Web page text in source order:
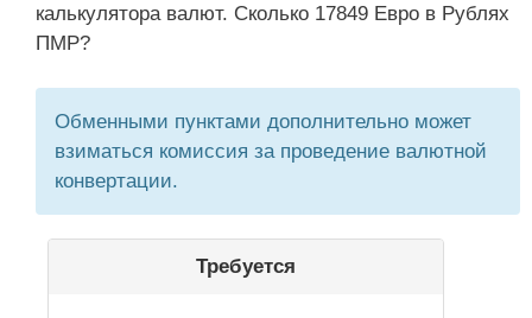
калькулятора валют. Сколько 17849 Евро в Рублях
ПМР?
Обменными пунктами дополнительно может
взиматься комиссия за проведение валютной
конвертации.
Требуется